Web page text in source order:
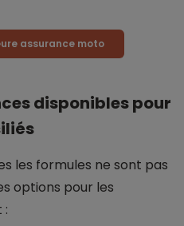
assurance moto
disponibles pour
les formules ne sont pas
options pour les
: